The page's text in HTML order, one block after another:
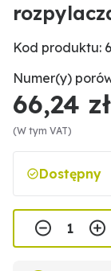
Kod produktu:
Numer(y)
66,24 zł
(W tym VAT)
Dostępny